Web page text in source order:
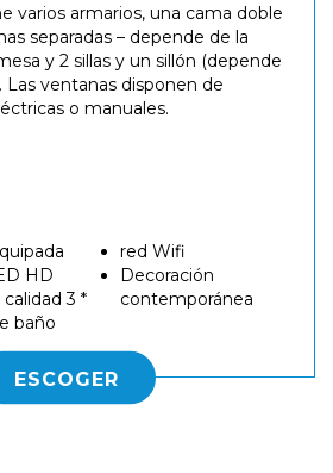
varios armarios, una cama doble
separadas – depende de la
y 2 sillas y un sillón (depende
Las ventanas disponen de
o manuales.
HD
3 *
baño
red Wifi
Decoración
contemporánea
ESCOGER